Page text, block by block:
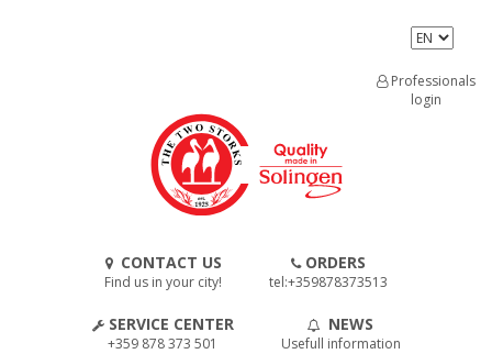
CONTACT US
Find us in your city!
ORDERS
tel:+359878373513
SERVICE CENTER
+359 878 373 501
NEWS
Usefull information
Professionals
login